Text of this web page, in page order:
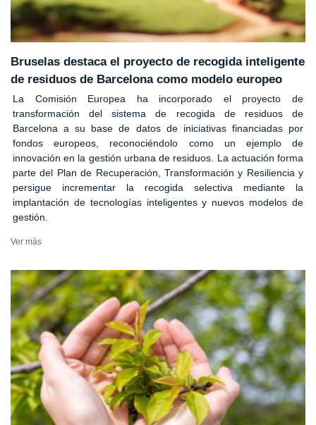
Bruselas destaca el proyecto de recogida inteligente
de residuos de Barcelona como modelo europeo
La Comisión Europea ha incorporado el proyecto de
transformación del sistema de recogida de residuos de
Barcelona a su base de datos de iniciativas financiadas por
fondos europeos, reconociéndolo como un ejemplo de
innovación en la gestión urbana de residuos. La actuación forma
parte del Plan de Recuperación, Transformación y Resiliencia y
persigue incrementar la recogida selectiva mediante la
implantación de tecnologías inteligentes y nuevos modelos de
gestión.
Ver más